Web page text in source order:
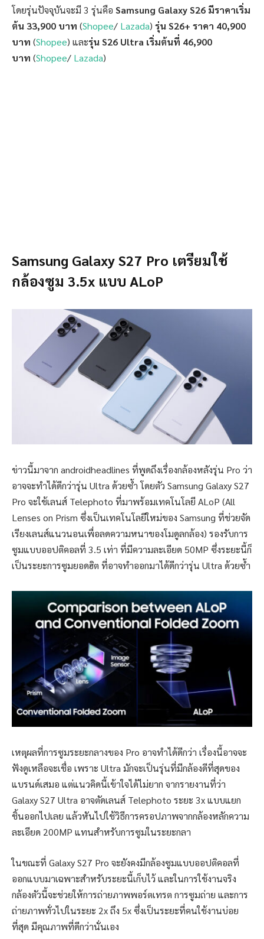
โดยรุ่นปัจจุบันจะมี 3 รุ่นคือ Samsung Galaxy S26 มีราคาเริ่ม
ต้น 33,900 บาท (Shopee/ Lazada) รุ่น S26+ ราคา 40,900
บาท (Shopee) และรุ่น S26 Ultra เริ่มต้นที่ 46,900
บาท (Shopee/ Lazada)
Samsung Galaxy S27 Pro เตรียมใช้
กล้องซูม 3.5x แบบ ALoP
ข่าวนี้มาจาก androidheadlines ที่พูดถึงเรื่องกล้องหลังรุ่น Pro ว่า
อาจจะทำได้ดีกว่ารุ่น Ultra ด้วยซ้ำ โดยตัว Samsung Galaxy S27
Pro จะใช้เลนส์ Telephoto ที่มาพร้อมเทคโนโลยี ALoP (All
Lenses on Prism ซึ่งเป็นเทคโนโลยีใหม่ของ Samsung ที่ช่วยจัด
เรียงเลนส์แนวนอนเพื่อลดความหนาของโมดูลกล้อง) รองรับการ
ซูมแบบออปติคอลที่ 3.5 เท่า ที่มีความละเอียด 50MP ซึ่งระยะนี้ก็
เป็นระยะการซูมยอดฮิต ที่อาจทำออกมาได้ดีกว่ารุ่น Ultra ด้วยซ้ำ
เหตุผลที่การซูมระยะกลางของ Pro อาจทำได้ดีกว่า เรื่องนี้อาจจะ
ฟังดูเหลือจะเชื่อ เพราะ Ultra มักจะเป็นรุ่นที่มีกล้องดีที่สุดของ
แบรนด์เสมอ แต่แนวคิดนี้เข้าใจได้ไม่ยาก จากรายงานที่ว่า
Galaxy S27 Ultra อาจตัดเลนส์ Telephoto ระยะ 3x แบบแยก
ชิ้นออกไปเลย แล้วหันไปใช้วิธีการครอปภาพจากกล้องหลักความ
ละเอียด 200MP แทนสำหรับการซูมในระยะกลา
ในขณะที่ Galaxy S27 Pro จะยังคงมีกล้องซูมแบบออปติคอลที่
ออกแบบมาเฉพาะสำหรับระยะนี้เก็บไว้ และในการใช้งานจริง
กล้องตัวนี้จะช่วยให้การถ่ายภาพพอร์ตเทรต การซูมถ่าย และการ
ถ่ายภาพทั่วไปในระยะ 2x ถึง 5x ซึ่งเป็นระยะที่คนใช้งานบ่อย
ที่สุด มีคุณภาพที่ดีกว่านั่นเอง